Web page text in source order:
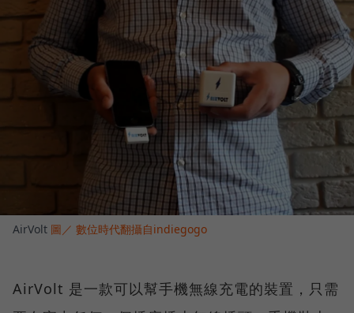
AirVolt 圖／ 數位時代翻攝自indiegogo
AirVolt 是一款可以幫手機無線充電的裝置，只需